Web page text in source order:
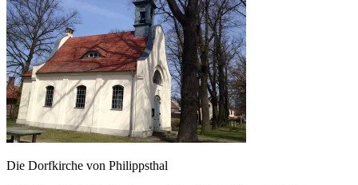
Die Dorfkirche von Philippsthal